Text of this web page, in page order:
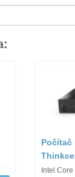
Počítač
Intel